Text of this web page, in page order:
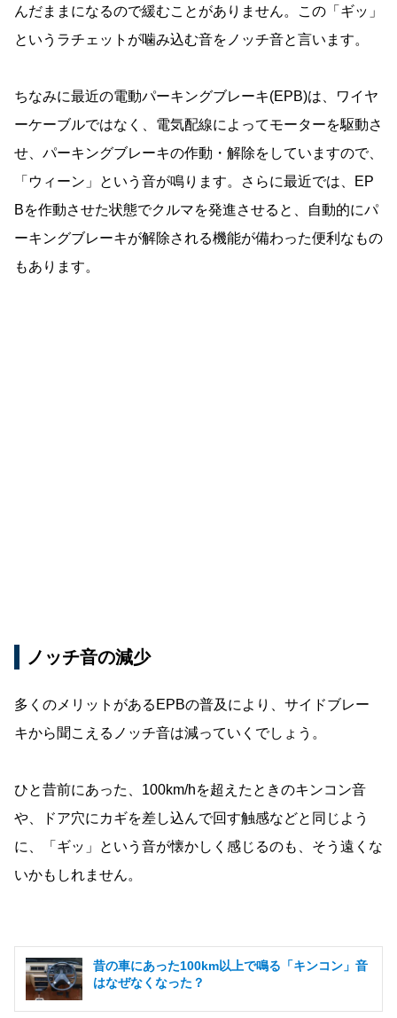
んだままになるので緩むことがありません。この「ギッ」
というラチェットが噛み込む音をノッチ音と言います。
ちなみに最近の電動パーキングブレーキ(EPB)は、ワイヤ
ーケーブルではなく、電気配線によってモーターを駆動さ
せ、パーキングブレーキの作動・解除をしていますので、
「ウィーン」という音が鳴ります。さらに最近では、EP
Bを作動させた状態でクルマを発進させると、自動的にパ
ーキングブレーキが解除される機能が備わった便利なもの
もあります。
ノッチ音の減少
多くのメリットがあるEPBの普及により、サイドブレー
キから聞こえるノッチ音は減っていくでしょう。
ひと昔前にあった、100km/hを超えたときのキンコン音
や、ドア穴にカギを差し込んで回す触感などと同じよう
に、「ギッ」という音が懐かしく感じるのも、そう遠くな
いかもしれません。
昔の車にあった100km以上で鳴る「キンコン」音
はなぜなくなった？